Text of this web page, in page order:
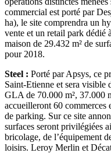
commercial est porté par
ha), le site comprendra un
vente et un retail park dédié
maison de 29.432 m² de
pour 2018.
Steel : Porté par Apsys, ce
Saint-Etienne et sera visible
GLA de 70.000 m², 37.000
accueilleront 60 commerces
de parking. Sur ce site
surfaces seront privilégiées
bricolage, de l’équipement
loisirs. Leroy Merlin et